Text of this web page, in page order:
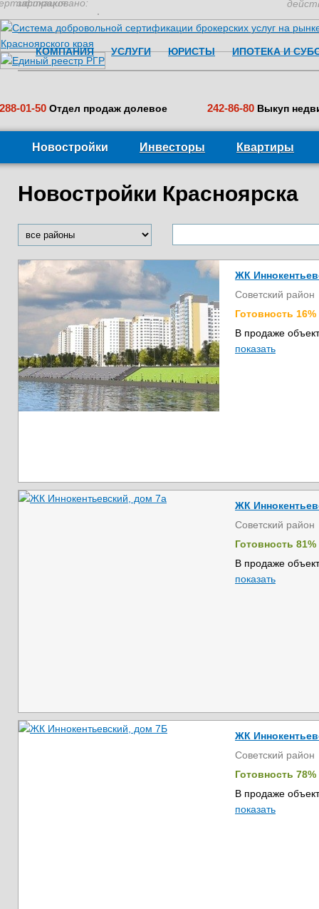
застраховано:
КОМПАНИЯ УСЛУГИ ЮРИСТЫ ИПОТЕКА И
288-01-50 Отдел продаж долевое 242-86-80 Выкуп
Новостройки Инвесторы Квартиры
Новостройки Красноярска
ЖК
Советский район
Готовность 16%
В продаже
показать
ЖК
Советский район
Готовность 81%
В продаже
показать
ЖК
Советский район
Готовность 78%
В продаже
показать